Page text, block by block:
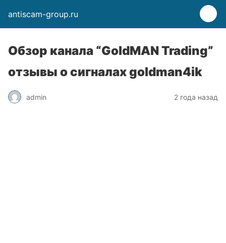
antiscam-group.ru
Обзор канала “GoldMAN Trading”
отзывы о сигналах goldman4ik
admin 2 года назад